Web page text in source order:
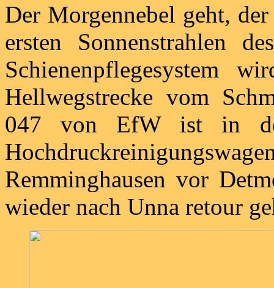
Der Morgennebel geht,
ersten Sonnenstrahlen
Schienenpflegesystem
Hellwegstrecke vom
047 von EfW ist in
Remminghausen vor
wieder nach Unna retour